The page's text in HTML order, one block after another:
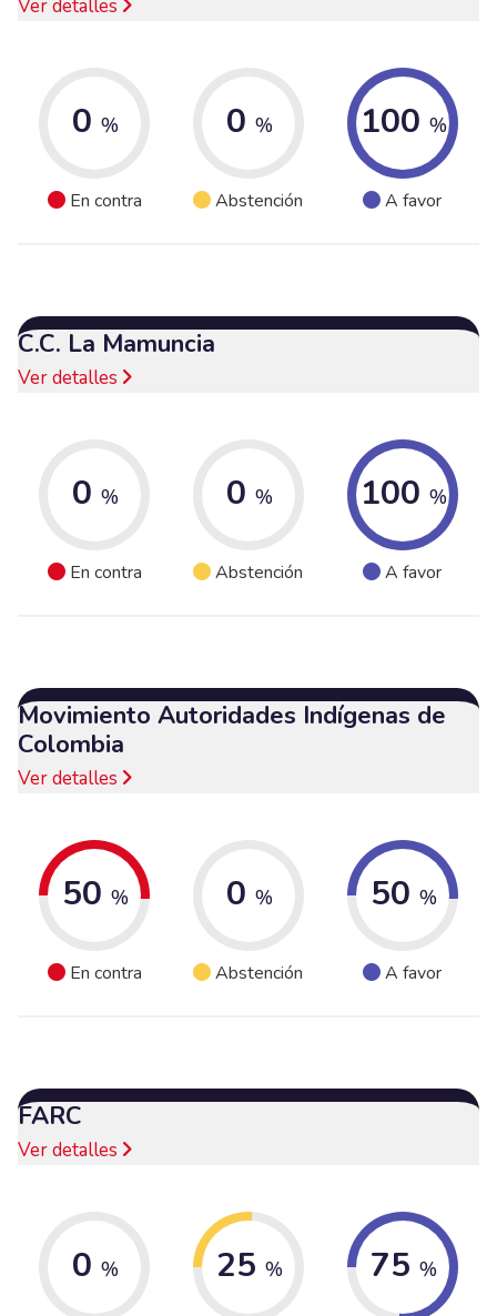
Ver detalles
0 %
En contra
0 %
Abstención
100 %
A favor
C.C. La Mamuncia
Ver detalles
0 %
En contra
0 %
Abstención
100 %
A favor
Movimiento Autoridades Indígenas de
Colombia
Ver detalles
50 %
En contra
0 %
Abstención
50 %
A favor
FARC
Ver detalles
0 % 25 % 75 %